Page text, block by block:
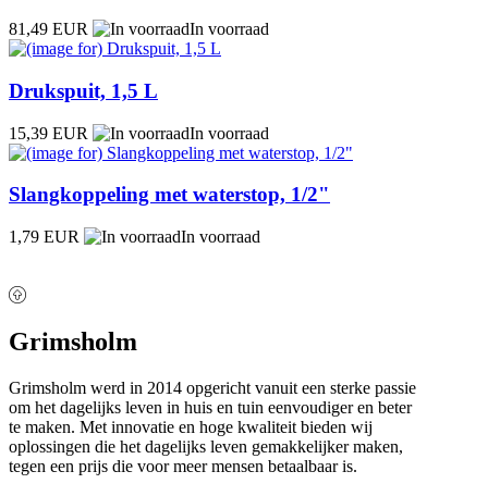
81,49 EUR In voorraad
Drukspuit, 1,5 L
15,39 EUR In voorraad
Slangkoppeling met waterstop, 1/2"
1,79 EUR In voorraad
Grimsholm
Grimsholm werd in 2014 opgericht vanuit een sterke passie
om het dagelijks leven in huis en tuin eenvoudiger en beter
te maken. Met innovatie en hoge kwaliteit bieden wij
oplossingen die het dagelijks leven gemakkelijker maken,
tegen een prijs die voor meer mensen betaalbaar is.